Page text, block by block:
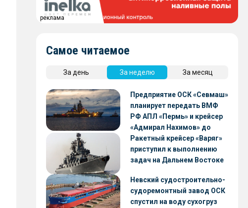
реклама
Самое читаемое
За день За неделю За месяц
Предприятие ОСК «Севмаш»
планирует передать ВМФ
РФ АПЛ «Пермь» и крейсер
«Адмирал Нахимов» до
конца 2026 года
Ракетный крейсер «Варяг»
приступил к выполнению
задач на Дальнем Востоке
Невский судостроительно-
судоремонтный завод ОСК
спустил на воду сухогруз